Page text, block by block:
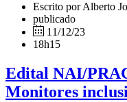
Escrito por Alberto
publicado
11/12/23
18h15
Edital NAI/
Monitores